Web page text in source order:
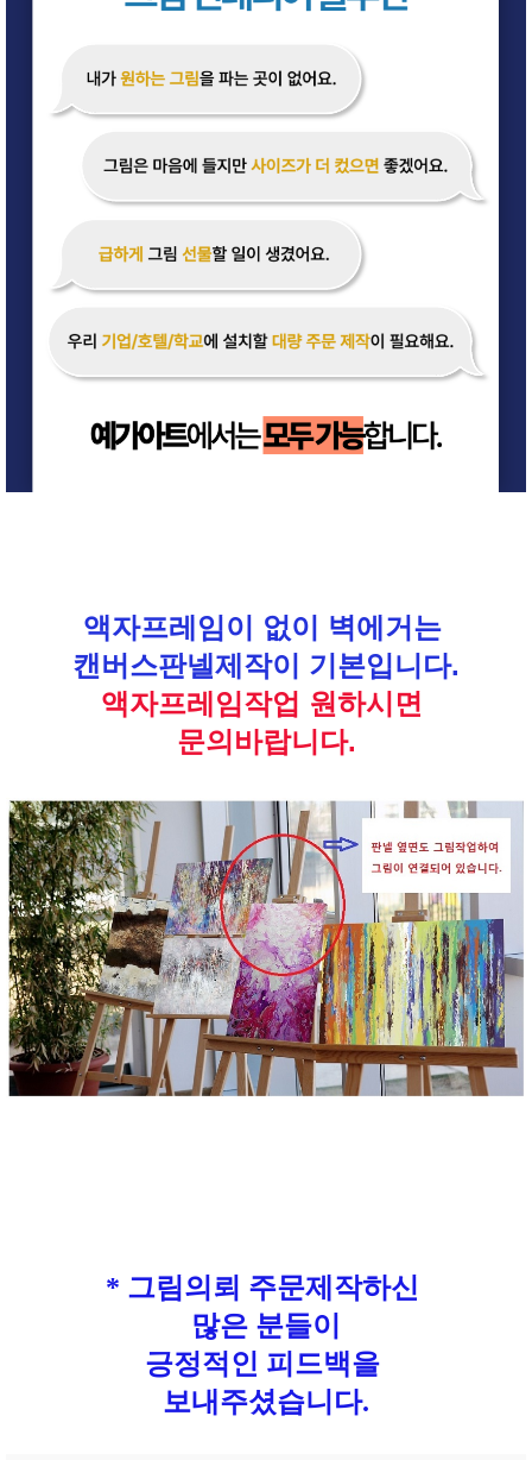
액자프레임이 없이 벽에거는
캔버스판넬제작이 기본입니다.
액자프레임작업 원하시면
문의바랍니다.
* 그림의뢰 주문제작하신
많은 분들이
긍정적인 피드백을
보내주셨습니다.